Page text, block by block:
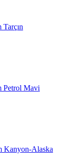
Petrol Mavi
Kanyon-Alaska